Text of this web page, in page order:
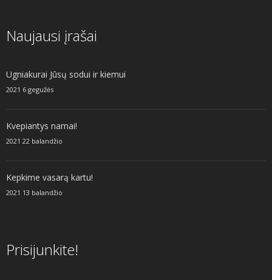
Naujausi įrašai
Ugniakurai Jūsų sodui ir kiemui
2021 6 gegužės
Kvepiantys namai!
2021 22 balandžio
Kepkime vasarą kartu!
2021 13 balandžio
Prisijunkite!